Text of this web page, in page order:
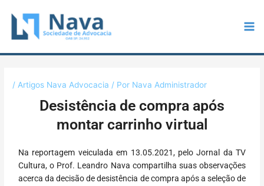
para
/ Artigos Nava Advocacia / Por Nava Administrador
Desistência de compra após
montar carrinho virtual
Na reportagem veiculada em 13.05.2021, pelo Jornal da TV
Cultura, o Prof. Leandro Nava compartilha suas observações
acerca da decisão de desistência de compra após a seleção de
navigation